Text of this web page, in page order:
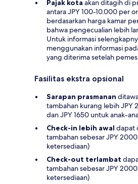
Pajak kota akan ditagih di
antara JPY 100-10.000 per
berdasarkan harga kamar
bahwa pengecualian lebih
Untuk informasi
menggunakan informasi
yang diterima setelah
Fasilitas ekstra opsional
Sarapan prasmanan
tambahan kurang lebih JPY
dan JPY 1650 untuk anak-
Check-in lebih awal dapat
tambahan sebesar JPY
ketersediaan)
Check-out terlambat
tambahan sebesar JPY
ketersediaan)